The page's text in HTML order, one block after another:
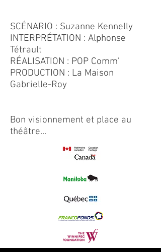
SCÉNARIO : Suzanne Kennelly
INTERPRÉTATION : Alphonse
Tétrault
RÉALISATION : POP Comm'
PRODUCTION : La Maison
Gabrielle-Roy
Bon visionnement et place au
théâtre...